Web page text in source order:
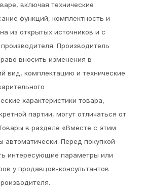
включая технические
функций, комплектность и
из открытых источников и с
Производитель
вносить изменения в
вид, комплектацию и технические
характеристики товара,
партии, могут отличаться от
в разделе «Вместе с этим
автоматически. Перед покупкой
интересующие параметры или
у продавцов-консультантов